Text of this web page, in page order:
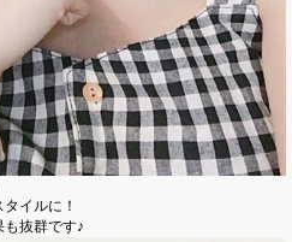
イルに！
抜群です♪